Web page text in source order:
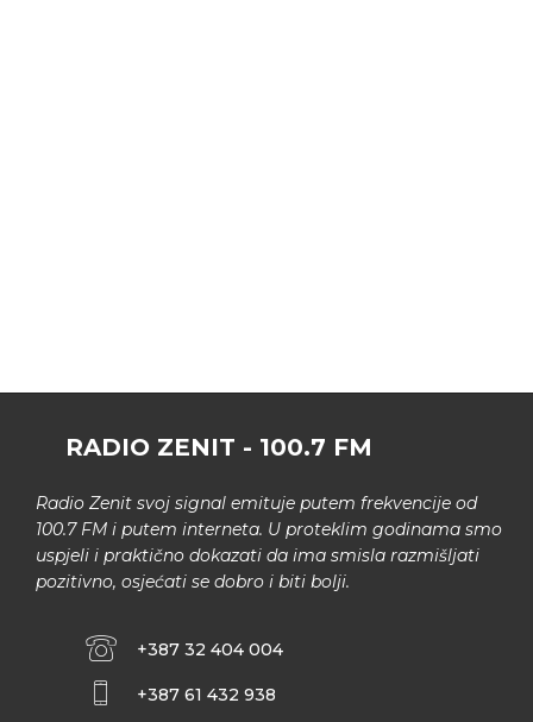
RADIO ZENIT - 100.7 FM
Radio Zenit svoj signal emituje putem frekvencije od
100.7 FM i putem interneta. U proteklim godinama smo
uspjeli i praktično dokazati da ima smisla razmišljati
pozitivno, osjećati se dobro i biti bolji.
+387 32 404 004
+387 61 432 938